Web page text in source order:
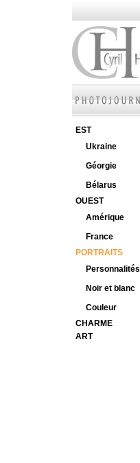
EST
Ukraine
Géorgie
Bélarus
OUEST
Amérique
France
PORTRAITS
Personnalités
Noir et blanc
Couleur
CHARME
ART